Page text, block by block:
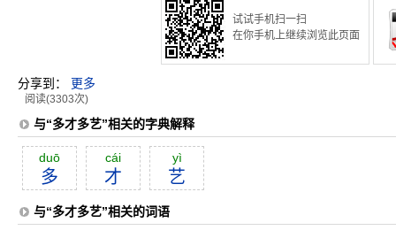
试试手机扫一扫
在你手机上继续浏览此页面
分享到： 更多
阅读(3303次)
与“多才多艺”相关的字典解释
duō
多
cái
才
yì
艺
与“多才多艺”相关的词语